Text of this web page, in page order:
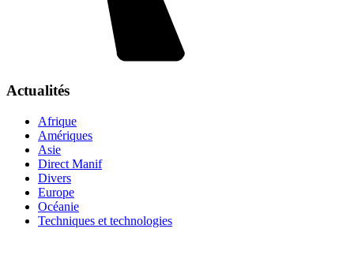
Actualités
Afrique
Amériques
Asie
Direct Manif
Divers
Europe
Océanie
Techniques et technologies